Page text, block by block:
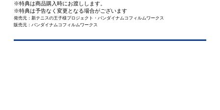
※特典は商品購入時にお渡しします。
※特典は予告なく変更となる場合がございます
発売元：新テニスの王子様プロジェクト・バンダイナムコフィルムワークス
販売元：バンダイナムコフィルムワークス